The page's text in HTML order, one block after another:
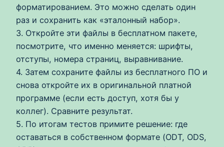
форматированием. Это можно сделать один
раз и сохранить как «эталонный набор».
3. Откройте эти файлы в бесплатном пакете,
посмотрите, что именно меняется: шрифты,
отступы, номера страниц, выравнивание.
4. Затем сохраните файлы из бесплатного ПО и
снова откройте их в оригинальной платной
программе (если есть доступ, хотя бы у
коллег). Сравните результат.
5. По итогам тестов примите решение: где
оставаться в собственном формате (ODT, ODS,